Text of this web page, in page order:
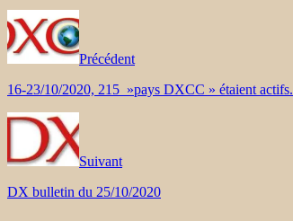
Précédent
16-23/10/2020, 215 »pays DXCC » étaient actifs.
Suivant
DX bulletin du 25/10/2020